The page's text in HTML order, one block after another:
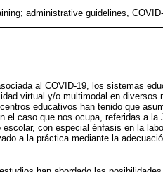
administrative guidelines,
al COVID-19, los sistemas
virtual y/o multimodal en
educativos han tenido que
el caso que nos ocupa, referidas a
con especial énfasis en la
a la práctica mediante la